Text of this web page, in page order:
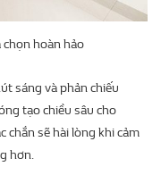
chọn hoàn hảo
sáng và phản chiếu
tạo chiều sâu cho
chắn sẽ hài lòng khi cảm
hơn.